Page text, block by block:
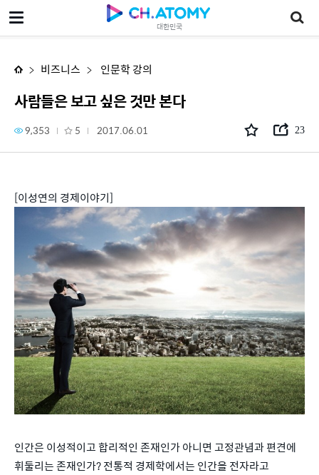
대한민국
사람들은 보고 싶은 것만 본다
비즈니스 인문학 강의
사람들은 보고 싶은 것만 본다
9,353 5 2017.06.01 23
[이성연의 경제이야기]
인간은 이성적이고 합리적인 존재인가 아니면 고정관념과 편견에
휘둘리는 존재인가? 전통적 경제학에서는 인간을 전자라고